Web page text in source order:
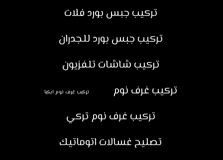
تركيب جبس بورد فلات
تركيب جبس بورد للجدران
تركيب شاشات تلفزيون
تركيب غرف نوم
تركيب غرف نوم ايكيا
تركيب غرف نوم تركي
تصليح غسالات اتوماتيك